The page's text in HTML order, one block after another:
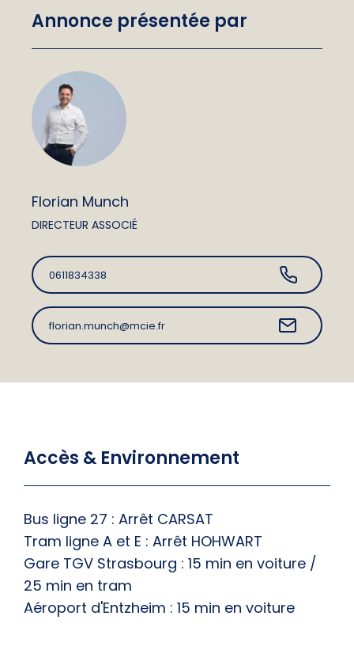
Annonce présentée par
Florian Munch
DIRECTEUR ASSOCIÉ
0611834338
florian.munch@mcie.fr
Accès & Environnement
Bus ligne 27 : Arrêt CARSAT
Tram ligne A et E : Arrêt HOHWART
Gare TGV Strasbourg : 15 min en voiture /
25 min en tram
Aéroport d'Entzheim : 15 min en voiture